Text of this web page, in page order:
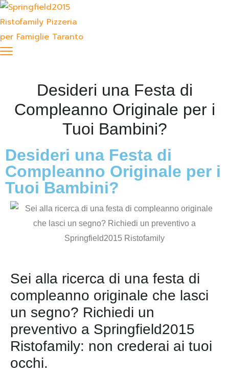
Desideri una Festa di
Compleanno Originale per i
Tuoi Bambini?
Desideri una Festa di
Compleanno Originale per i
Tuoi Bambini?
Sei alla ricerca di una festa di
compleanno originale che lasci
un segno? Richiedi un
preventivo a Springfield2015
Ristofamily: non crederai ai tuoi
occhi.